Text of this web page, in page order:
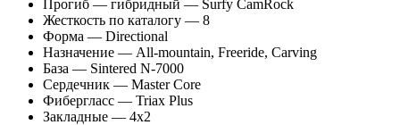
Прогиб — гибридный — Surfy CamRock
Жесткость по каталогу — 8
Форма — Directional
Назначение — All-mountain, Freeride, Carving
База — Sintered N-7000
Cердечник — Master Core
Фибергласс — Triax Plus
Закладные — 4х2